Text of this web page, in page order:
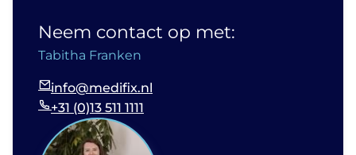
Neem contact op met:
Tabitha Franken
info@medifix.nl
+31 (0)13 511 1111